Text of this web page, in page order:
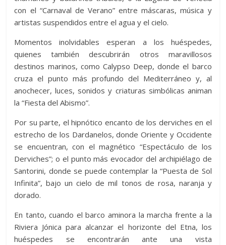
con el “Carnaval de Verano” entre máscaras, música y
artistas suspendidos entre el agua y el cielo.
Momentos inolvidables esperan a los huéspedes,
quienes también descubrirán otros maravillosos
destinos marinos, como Calypso Deep, donde el barco
cruza el punto más profundo del Mediterráneo y, al
anochecer, luces, sonidos y criaturas simbólicas animan
la “Fiesta del Abismo”.
Por su parte, el hipnótico encanto de los derviches en el
estrecho de los Dardanelos, donde Oriente y Occidente
se encuentran, con el magnético “Espectáculo de los
Derviches”; o el punto más evocador del archipiélago de
Santorini, donde se puede contemplar la “Puesta de Sol
Infinita”, bajo un cielo de mil tonos de rosa, naranja y
dorado.
En tanto, cuando el barco aminora la marcha frente a la
Riviera Jónica para alcanzar el horizonte del Etna, los
huéspedes se encontrarán ante una vista